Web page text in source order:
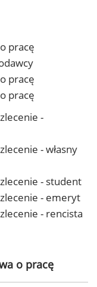
pracę
pracę
pracę
-
- własny
- student
- emeryt
- rencista
o pracę